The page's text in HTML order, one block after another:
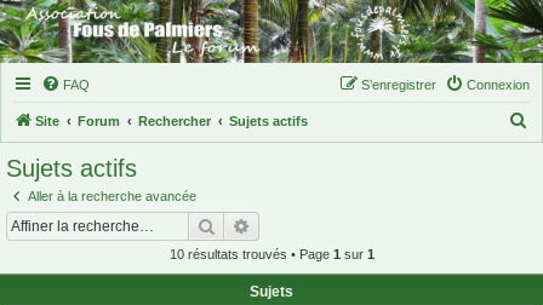
FAQ Connexion
S’enregistrer
Site Forum Rechercher Sujets actifs
Sujets actifs
Aller à la recherche avancée
Rechercher
10 résultats trouvés • Page 1 sur 1
Sujets